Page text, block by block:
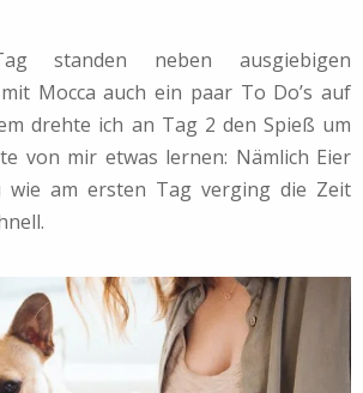
standen neben ausgiebigen
Mocca auch ein paar To Do’s auf
drehte ich an Tag 2 den Spieß um
von mir etwas lernen: Nämlich Eier
wie am ersten Tag verging die Zeit